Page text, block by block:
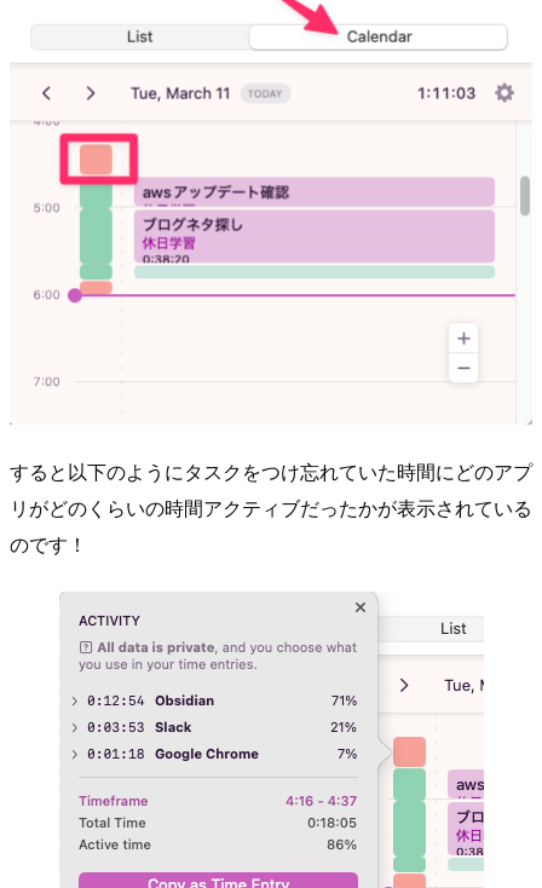
すると以下のようにタスクをつけ忘れていた時間にどのアプ
リがどのくらいの時間アクティブだったかが表示されている
のです！